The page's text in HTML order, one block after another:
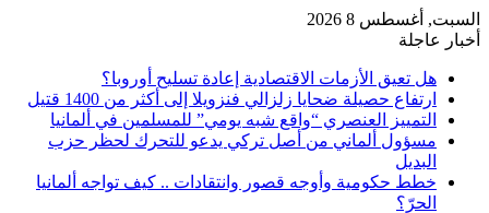
السبت, أغسطس 8 2026
أخبار عاجلة
هل تعيق الأزمات الاقتصادية إعادة تسليح أوروبا؟
ارتفاع حصيلة ضحايا زلزالي فنزويلا إلى أكثر من 1400 قتيل
التمييز العنصري “واقع شبه يومي” للمسلمين في ألمانيا
مسؤول ألماني من أصل تركي يدعو للتحرك لحظر حزب
البديل
خطط حكومية وأوجه قصور وانتقادات .. كيف تواجه ألمانيا
الحرّ؟